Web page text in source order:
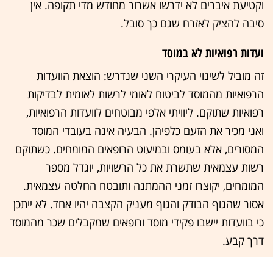
וקטיעת איברים לא ידרשו אשרור מחודש מדי תקופה. אין
סיבה להציק לאזרח שגם כך סובל.
ועדות רפואיות לא במוסד
זה מוביל לשינוי העיקרי השני שנדרש: הוצאת הוועדות
הרפואיות מהמוסד לביטוח לאומי לרשות לאומית לבדיקות
רפואיות שתוקם. ליוויתי אלפי מבוטחים לוועדות הרפואיות,
ואני מכיר את הזעם כלפיהן. הבעיה אינה בעובדי המוסד
המסורים, אלא בעומס ובמיעוט הרופאים המומחים. כשתוקם
רשות עצמאית שתשרת את כל הרשויות, יוגדל מספר
המומחים, יקוצרו זמני ההמתנה ותובטח החלטה עצמאית.
אסור שהגוף הבודק והגוף מעניק הקצבה יהיו אחד. לא ייתכן
כי בוועדות יישבו פקידי מוסד ורופאים שמקבלים שכר מהמוסד
דרך קבע.